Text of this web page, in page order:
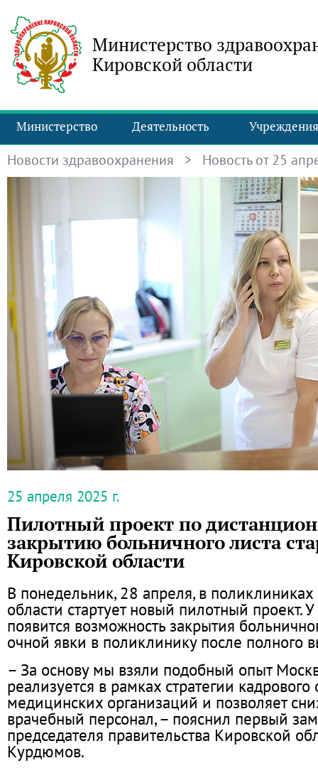
Министерство
Кировской области
Министерство Деятельность Учреждения
Новости здравоохранения > Новость от 25
25 апреля 2025 г.
Пилотный проект по
закрытию больничного листа
Кировской области
В понедельник, 28 апреля, в
области стартует новый пилотный проект.
появится возможность закрытия
очной явки в поликлинику после полного
– За основу мы взяли подобный опыт
реализуется в рамках стратегии
медицинских организаций и позволяет
врачебный персонал, – пояснил первый
председателя правительства Кировской
Курдюмов.